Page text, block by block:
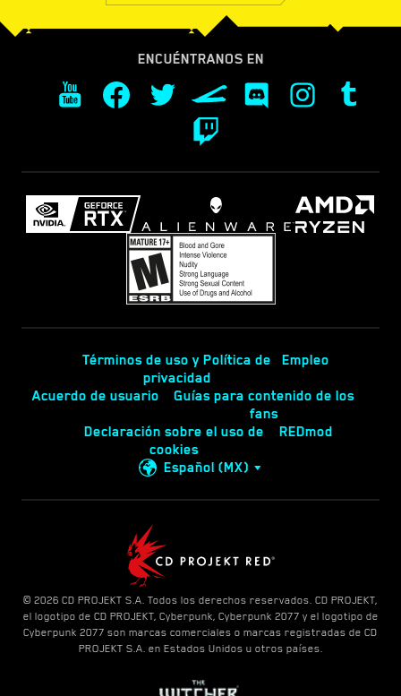
ENCUÉNTRANOS EN
Términos de uso y Política de
privacidad
Empleo
Acuerdo de usuario
Guías para contenido de los
fans
Declaración sobre el uso de
cookies
REDmod
Español (MX)
© 2026 CD PROJEKT S.A. Todos los derechos reservados. CD PROJEKT,
el logotipo de CD PROJEKT, Cyberpunk, Cyberpunk 2077 y el logotipo de
Cyberpunk 2077 son marcas comerciales o marcas registradas de CD
PROJEKT S.A. en Estados Unidos u otros países.